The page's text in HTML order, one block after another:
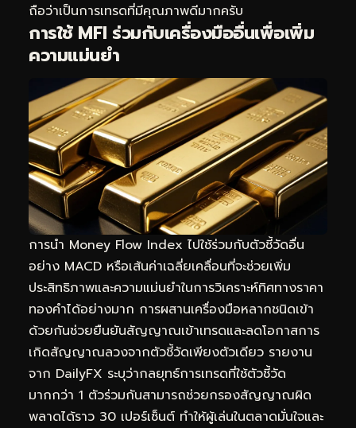
ถือว่าเป็นการเทรดที่มีคุณภาพดีมากครับ
การใช้ MFI ร่วมกับเครื่องมืออื่นเพื่อเพิ่ม
ความแม่นยำ
การนำ Money Flow Index ไปใช้ร่วมกับตัวชี้วัดอื่น
อย่าง MACD หรือเส้นค่าเฉลี่ยเคลื่อนที่จะช่วยเพิ่ม
ประสิทธิภาพและความแม่นยำในการวิเคราะห์ทิศทางราคา
ทองคำได้อย่างมาก การผสานเครื่องมือหลากชนิดเข้า
ด้วยกันช่วยยืนยันสัญญาณเข้าเทรดและลดโอกาสการ
เกิดสัญญาณลวงจากตัวชี้วัดเพียงตัวเดียว รายงาน
จาก DailyFX ระบุว่ากลยุทธ์การเทรดที่ใช้ตัวชี้วัด
มากกว่า 1 ตัวร่วมกันสามารถช่วยกรองสัญญาณผิด
พลาดได้ราว 30 เปอร์เซ็นต์ ทำให้ผู้เล่นในตลาดมั่นใจและ